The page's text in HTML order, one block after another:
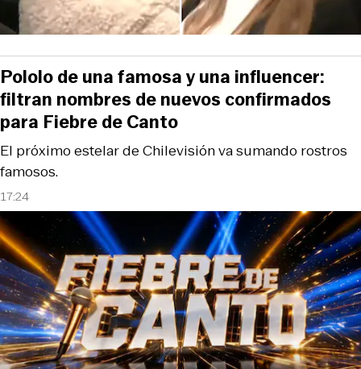
17:24
El próximo estelar de Chilevisión va sumando rostros
famosos.
Pololo de una famosa y una influencer:
filtran nombres de nuevos confirmados
para Fiebre de Canto